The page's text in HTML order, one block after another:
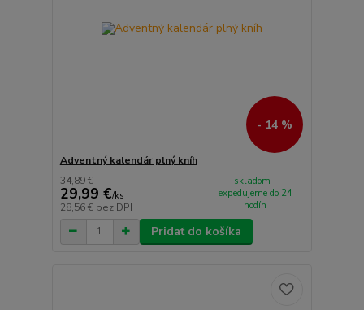
- 14 %
Adventný kalendár plný kníh
34,89 €
29,99 €/ks
28,56 € bez DPH
skladom -
expedujeme do 24
hodín
Pridať do košíka